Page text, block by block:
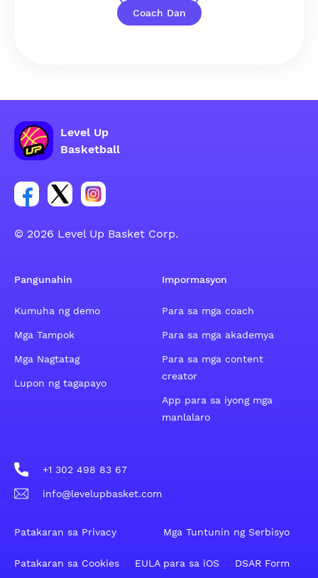
Coach Dan
Level Up
Basketball
Link para sa social group ng Facebook account
Link para sa social group ng tweeter account
Link para sa social group ng Instagram
© 2026 Level Up Basket Corp.
Pangunahin
Kumuha ng demo
Mga Tampok
Mga Nagtatag
Lupon ng tagapayo
Impormasyon
Para sa mga coach
Para sa mga akademya
Para sa mga content
creator
App para sa iyong mga
manlalaro
+1 302 498 83 67
info@levelupbasket.com
Patakaran sa Privacy Mga Tuntunin ng Serbisyo
Patakaran sa Cookies EULA para sa iOS DSAR Form